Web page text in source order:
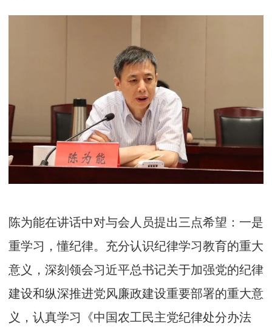
陈为能在讲话中对与会人员提出三点希望：一是
重学习，懂纪律。充分认识纪律学习教育的重大
意义，深刻领会习近平总书记关于加强党的纪律
建设和纵深推进党风廉政建设重要部署的重大意
义，认真学习《中国农工民主党纪律处分办法